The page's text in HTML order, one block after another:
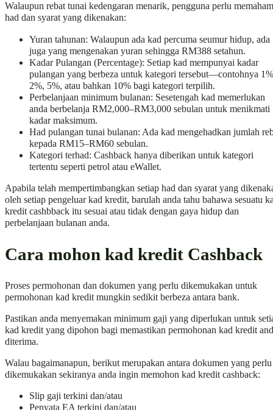
Walaupun rebat tunai kedengaran menarik, pengguna perlu
had dan syarat yang dikenakan:
Yuran tahunan: Walaupun ada kad percuma seumur hidup, ada
juga yang mengenakan yuran sehingga RM388 setahun.
Kadar Pulangan (Percentage): Setiap kad mempunyai kadar
pulangan yang berbeza untuk kategori tersebut—contohnya
2%, 5%, atau bahkan 10% bagi kategori terpilih.
Perbelanjaan minimum bulanan: Sesetengah kad memerlukan
anda berbelanja RM2,000–RM3,000 sebulan untuk menikmati
kadar maksimum.
Had pulangan tunai bulanan: Ada kad mengehadkan jumlah
kepada RM15–RM60 sebulan.
Kategori terhad: Cashback hanya diberikan untuk kategori
tertentu seperti petrol atau eWallet.
Apabila telah mempertimbangkan setiap had dan syarat yang
oleh setiap pengeluar kad kredit, barulah anda tahu bahawa sesuatu
kredit cashbback itu sesuai atau tidak dengan gaya hidup dan
perbelanjaan bulanan anda.
Cara mohon kad kredit Cashback
Proses permohonan dan dokumen yang perlu dikemukakan untuk
permohonan kad kredit mungkin sedikit berbeza antara bank.
Pastikan anda menyemakan minimum gaji yang diperlukan untuk
kad kredit yang dipohon bagi memastikan permohonan kad kredit
diterima.
Walau bagaimanapun, berikut merupakan antara dokumen yang perlu
dikemukakan sekiranya anda ingin memohon kad kredit cashback:
Slip gaji terkini dan/atau
Penyata EA terkini dan/atau